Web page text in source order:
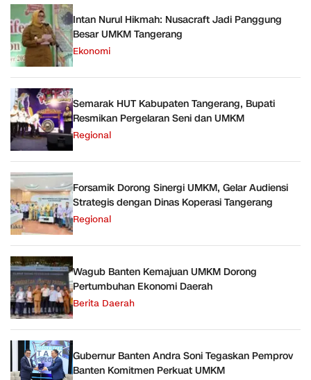
Intan Nurul Hikmah: Nusacraft Jadi Panggung
Besar UMKM Tangerang
Ekonomi
Semarak HUT Kabupaten Tangerang, Bupati
Resmikan Pergelaran Seni dan UMKM
Regional
Forsamik Dorong Sinergi UMKM, Gelar Audiensi
Strategis dengan Dinas Koperasi Tangerang
Regional
Wagub Banten Kemajuan UMKM Dorong
Pertumbuhan Ekonomi Daerah
Berita Daerah
Gubernur Banten Andra Soni Tegaskan Pemprov
Banten Komitmen Perkuat UMKM